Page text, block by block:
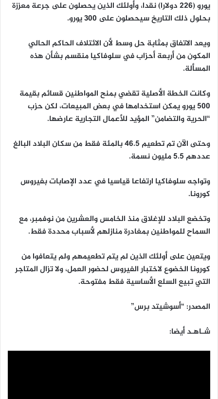
يورو (226 دولارا) نقدا، وأولئك الذين يحصلون على جرعة معززة
بحلول ذلك التاريخ سيحصلون على 300 يورو.
ويعد الاتفاق بمثابة حل وسط لأن الائتلاف الحاكم الحالي
المكون من أربعة أحزاب في سلوفاكيا منقسم بشأن هذه
المسألة.
وكانت الخطة الأصلية تقضي بمنح المواطنين قسائم بقيمة
500 يورو يمكن استخدامها في بعض المبيعات، لكن حزب
“الحرية والتضامن” المؤيد للأعمال التجارية عارضها.
وحتى الآن تم تطعيم 46.5 بالمئة فقط من سكان البلاد البالغ
عددهم 5.5 مليون نسمة.
وتواجه سلوفاكيا ارتفاعا قياسيا في عدد الإصابات بفيروس
كورونا.
وتخضع البلاد للإغلاق منذ الخامس والعشرين من نوفمبر، مع
السماح للمواطنين بمغادرة منازلهم لأسباب محددة فقط.
ويتعين على أولئك الذين لم يتم تطعيمهم ولم يتعافوا من
كورونا الخضوع لاختبار الفيروس لحضور العمل، ولا تزال المتاجر
التي تبيع السلع الأساسية فقط مفتوحة.
المصدر: “أسوشيتد برس”
شـاهـد أيضا: